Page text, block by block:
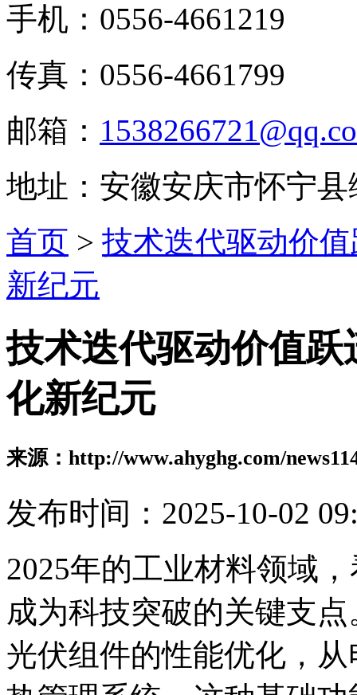
手机：0556-4661219
传真：0556-4661799
邮箱：
地址：安徽安庆市怀宁
首页 > 技术迭代驱动价
新纪元
技术迭代驱动价值
化新纪元
来源：http://www.ahyghg.com/
发布时间：2025-10-02
2025年的工业材料领域
成为科技突破的关键支
光伏组件的性能优化，